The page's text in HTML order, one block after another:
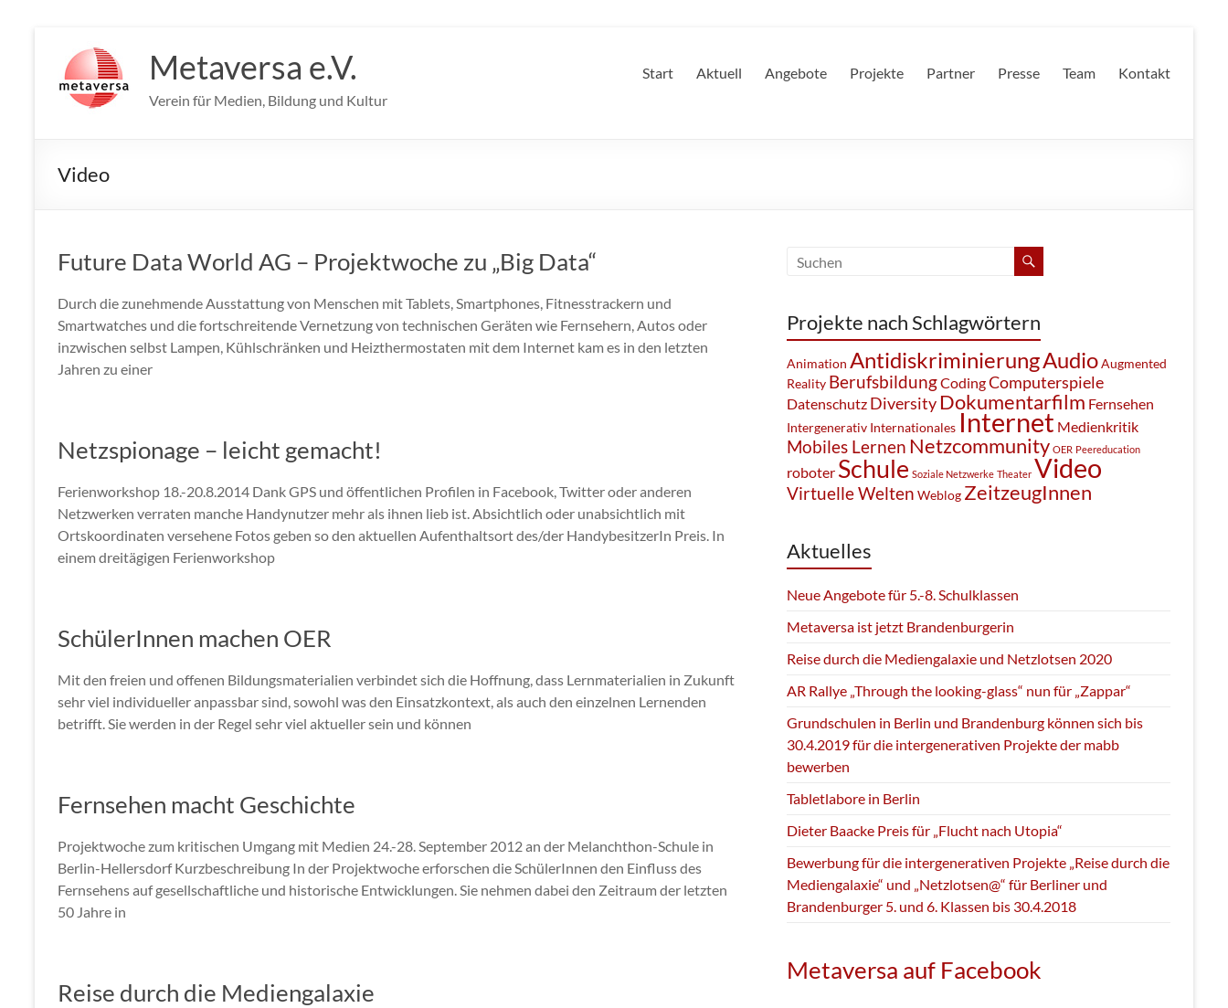
springen
Metaversa e.V.
Verein für Medien, Bildung und Kultur
Start Aktuell Angebote Projekte Partner Presse Team Kontakt
Video
Future Data World AG – Projektwoche zu „Big Data“
Durch die zunehmende Ausstattung von Menschen mit Tablets, Smartphones, Fitnesstrackern und
Smartwatches und die fortschreitende Vernetzung von technischen Geräten wie Fernsehern, Autos oder
inzwischen selbst Lampen, Kühlschränken und Heizthermostaten mit dem Internet kam es in den letzten
Jahren zu einer
Netzspionage – leicht gemacht!
Ferienworkshop 18.-20.8.2014 Dank GPS und öffentlichen Profilen in Facebook, Twitter oder anderen
Netzwerken verraten manche Handynutzer mehr als ihnen lieb ist. Absichtlich oder unabsichtlich mit
Ortskoordinaten versehene Fotos geben so den aktuellen Aufenthaltsort des/der HandybesitzerIn Preis. In
einem dreitägigen Ferienworkshop
SchülerInnen machen OER
Mit den freien und offenen Bildungsmaterialien verbindet sich die Hoffnung, dass Lernmaterialien in Zukunft
sehr viel individueller anpassbar sind, sowohl was den Einsatzkontext, als auch den einzelnen Lernenden
betrifft. Sie werden in der Regel sehr viel aktueller sein und können
Fernsehen macht Geschichte
Projektwoche zum kritischen Umgang mit Medien 24.-28. September 2012 an der Melanchthon-Schule in
Berlin-Hellersdorf Kurzbeschreibung In der Projektwoche erforschen die SchülerInnen den Einfluss des
Fernsehens auf gesellschaftliche und historische Entwicklungen. Sie nehmen dabei den Zeitraum der letzten
50 Jahre in
Reise durch die Mediengalaxie
Projekte nach Schlagwörtern
Animation AntidiskriminierungAudioAugmented
Reality BerufsbildungCodingComputerspiele
Datenschutz DiversityDokumentarfilm Fernsehen
Intergenerativ Internationales Internet Medienkritik
Mobiles Lernen Netzcommunity OER Peereducation
roboter Schule Soziale Netzwerke Theater Video
Virtuelle Welten Weblog ZeitzeugInnen
Aktuelles
Neue Angebote für 5.-8. Schulklassen
Metaversa ist jetzt Brandenburgerin
Reise durch die Mediengalaxie und Netzlotsen 2020
AR Rallye „Through the looking-glass“ nun für „Zappar“
Grundschulen in Berlin und Brandenburg können sich bis
30.4.2019 für die intergenerativen Projekte der mabb
bewerben
Tabletlabore in Berlin
Dieter Baacke Preis für „Flucht nach Utopia“
Bewerbung für die intergenerativen Projekte „Reise durch die
Mediengalaxie“ und „Netzlotsen@“ für Berliner und
Brandenburger 5. und 6. Klassen bis 30.4.2018
Metaversa auf Facebook